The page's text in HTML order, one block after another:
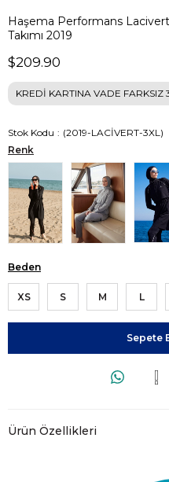
Haşema Performans
Takımı 2019
$209.90
KREDİ KARTINA VADE FARKSIZ
Stok Kodu
(2019-LACİVERT-3XL)
Renk
Beden
XS S M L
Ürün Özellikleri